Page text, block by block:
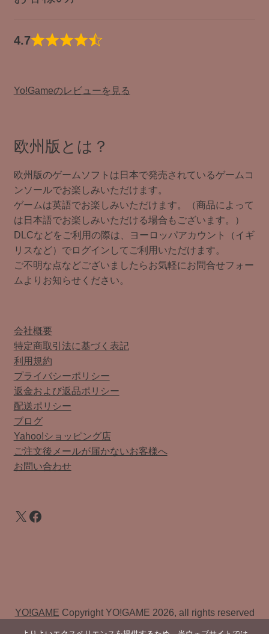
4.7
Yo!Gameのレビューを見る
欧州版とは？
欧州版のゲームソフトは日本で発売されているゲームコ
ンソールでお楽しみいただけます。
ゲームは英語でお楽しみいただけます。（商品によって
は日本語でお楽しみいただける場合もございます。）
DLCなどをご利用の際は、ヨーロッパアカウント（イギ
リスなど）でログインしてご利用いただけます。
ご不明な点などございましたらお気軽にお問合せフォー
ムよりお知らせください。
会社概要
特定商取引法に基づく表記
利用規約
プライバシーポリシー
返金および返品ポリシー
配送ポリシー
ブログ
Yahoo!ショッピング店
ご注文後メールが届かないお客様へ
お問い合わせ
X Facebook
YO!GAME Copyright YO!GAME 2026, all rights reserved